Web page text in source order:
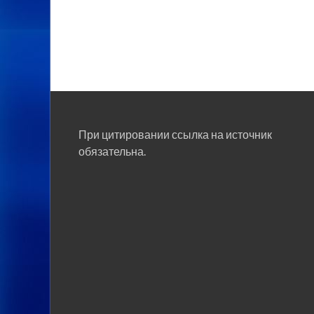
При цитировании ссылка на источник
обязательна.